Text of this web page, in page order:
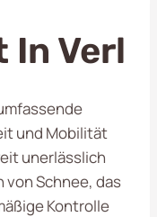
In Verl
und Mobilität
unerlässlich
von Schnee, das
Kontrolle